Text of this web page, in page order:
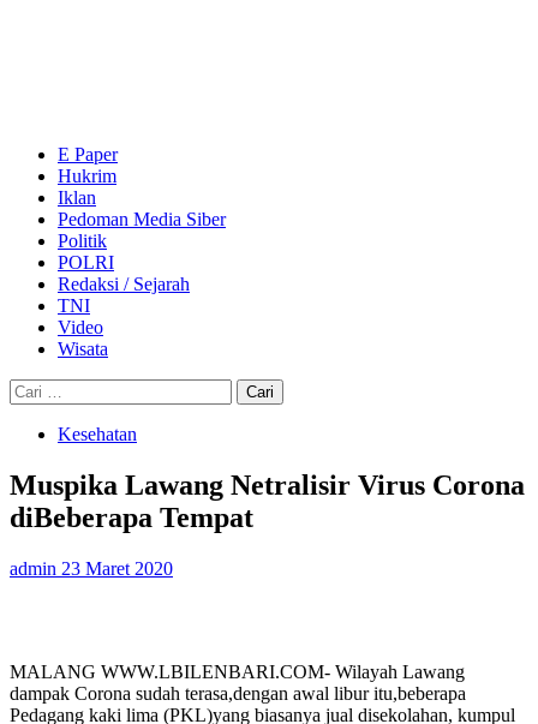
E Paper
Hukrim
Iklan
Pedoman Media Siber
Politik
POLRI
Redaksi / Sejarah
TNI
Video
Wisata
Cari
untuk:
Kesehatan
Muspika Lawang Netralisir Virus Corona
diBeberapa Tempat
admin 23 Maret 2020
MALANG WWW.LBILENBARI.COM- Wilayah Lawang
dampak Corona sudah terasa,dengan awal libur itu,beberapa
Pedagang kaki lima (PKL)yang biasanya jual disekolahan, kumpul